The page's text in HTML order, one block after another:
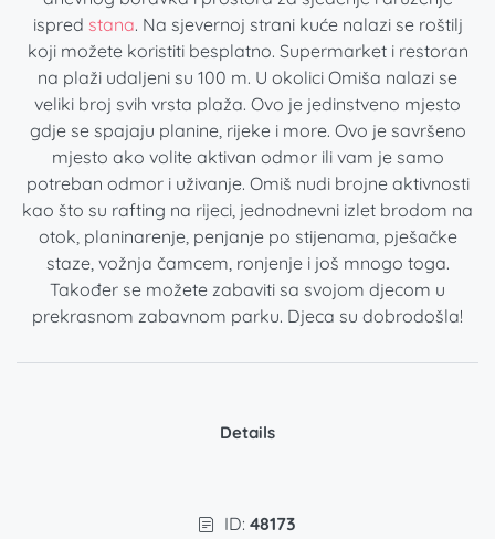
ispred stana. Na sjevernoj strani kuće nalazi se roštilj
koji možete koristiti besplatno. Supermarket i restoran
na plaži udaljeni su 100 m. U okolici Omiša nalazi se
veliki broj svih vrsta plaža. Ovo je jedinstveno mjesto
gdje se spajaju planine, rijeke i more. Ovo je savršeno
mjesto ako volite aktivan odmor ili vam je samo
potreban odmor i uživanje. Omiš nudi brojne aktivnosti
kao što su rafting na rijeci, jednodnevni izlet brodom na
otok, planinarenje, penjanje po stijenama, pješačke
staze, vožnja čamcem, ronjenje i još mnogo toga.
Također se možete zabaviti sa svojom djecom u
prekrasnom zabavnom parku. Djeca su dobrodošla!
Details
ID: 48173